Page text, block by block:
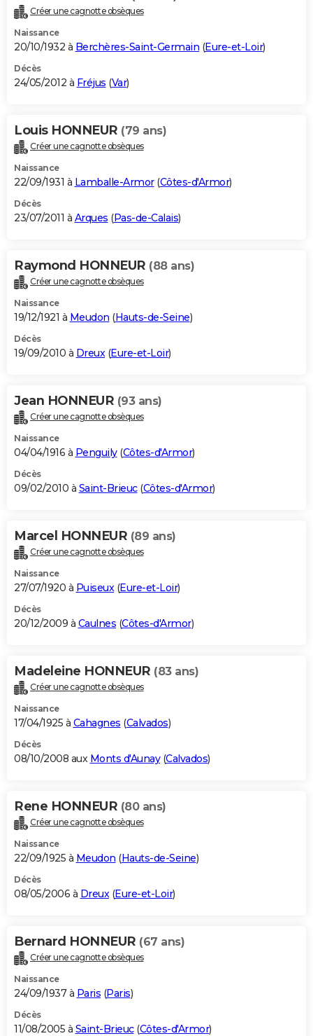
Créer une cagnotte obsèques
Naissance
20/10/1932 à Berchères-Saint-Germain (Eure-et-Loir)
Décès
24/05/2012 à Fréjus (Var)
Louis HONNEUR (79 ans)
Créer une cagnotte obsèques
Naissance
22/09/1931 à Lamballe-Armor(Côtes-d'Armor)
Décès
23/07/2011 à Arques (Pas-de-Calais)
Raymond HONNEUR (88 ans)
Créer une cagnotte obsèques
Naissance
19/12/1921 à Meudon (Hauts-de-Seine)
Décès
19/09/2010 à Dreux(Eure-et-Loir)
Jean HONNEUR (93 ans)
Créer une cagnotte obsèques
Naissance
04/04/1916 à Penguily(Côtes-d'Armor)
Décès
09/02/2010 à Saint-Brieuc(Côtes-d'Armor)
Marcel HONNEUR (89 ans)
Créer une cagnotte obsèques
Naissance
27/07/1920 à Puiseux(Eure-et-Loir)
Décès
20/12/2009 à Caulnes (Côtes-d'Armor)
Madeleine HONNEUR (83 ans)
Créer une cagnotte obsèques
Naissance
17/04/1925 à Cahagnes (Calvados)
Décès
08/10/2008 aux Monts d'Aunay(Calvados)
Rene HONNEUR (80 ans)
Créer une cagnotte obsèques
Naissance
22/09/1925 à Meudon (Hauts-de-Seine)
Décès
08/05/2006 à Dreux(Eure-et-Loir)
Bernard HONNEUR (67 ans)
Créer une cagnotte obsèques
Naissance
24/09/1937 à Paris (Paris)
Décès
11/08/2005 à Saint-Brieuc(Côtes-d'Armor)